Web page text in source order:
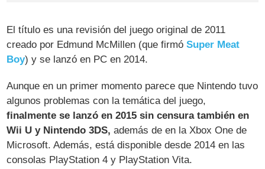
El título es una revisión del juego original de 2011
creado por Edmund McMillen (que firmóSuper Meat
Boy) y se lanzó en PC en 2014.
Aunque en un primer momento parece que Nintendo tuvo
algunos problemas con la temática del juego,
finalmente se lanzó en 2015 sin censura también en
Wii U y Nintendo 3DS, además de en la Xbox One de
Microsoft. Además, está disponible desde 2014 en las
consolas PlayStation 4 y PlayStation Vita.